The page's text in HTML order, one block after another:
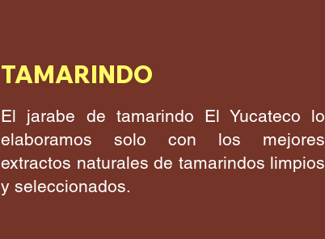
TAMARINDO
El jarabe de tamarindo El Yucateco lo
elaboramos solo con los mejores
extractos naturales de tamarindos limpios
y seleccionados.